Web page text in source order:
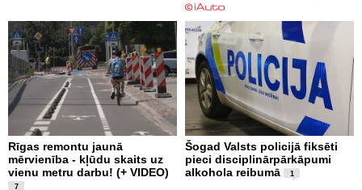
Rīgas remontu jaunā
mērvienība - kļūdu skaits uz
vienu metru darbu! (+ VIDEO)
7
Šogad Valsts policijā fiksēti
pieci disciplinārpārkāpumi
alkohola reibumā
1